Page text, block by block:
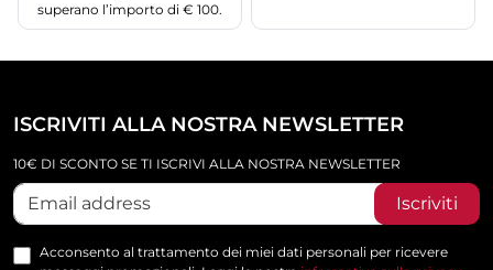
superano l’importo di € 100.
ISCRIVITI ALLA NOSTRA NEWSLETTER
10€ DI SCONTO SE TI ISCRIVI ALLA NOSTRA NEWSLETTER
Iscriviti
Acconsento al trattamento dei miei dati personali per ricevere